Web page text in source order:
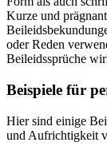
Kurze und
oder Reden
Beileidssprüche
Beispiele für
Hier sind einige
und Aufrichtigkeit